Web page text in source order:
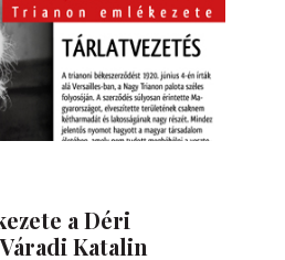
a Déri
Katalin